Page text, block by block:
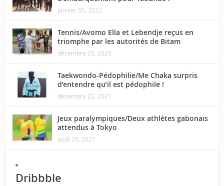
janvier 05, 2022
Tennis/Avomo Ella et Lebendje reçus en
triomphe par les autorités de Bitam
décembre 25, 2020
Taekwondo-Pédophilie/Me Chaka surpris
d’entendre qu’il est pédophile !
décembre 22, 2021
Jeux paralympiques/Deux athlètes gabonais
attendus à Tokyo
août 20, 2021
Dribbble